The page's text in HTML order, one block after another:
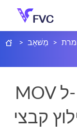
> מַשׁאָב >
MOV ל- MP3 - 4 השיטות
קבצי